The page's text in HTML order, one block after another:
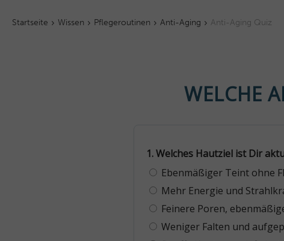
Startseite Wissen Pflegeroutinen Anti-Aging Anti-Aging Quiz